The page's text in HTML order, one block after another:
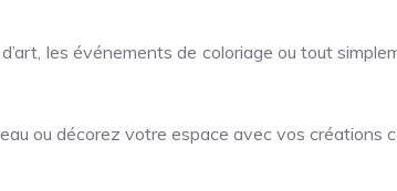
les événements de coloriage ou tout
ou décorez votre espace avec vos créations